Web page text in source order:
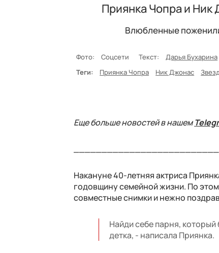
Приянка Чопра и Ник
Влюбленные
Фото: Соцсети Текст: Дарья Бухарина
Теги:
Приянка Чопра Ник Джонас
Еще больше новостей в нашем
Накануне 40-летняя актриса
годовщину семейной жизни. По
совместные снимки и нежно
Найди себе парня,
детка, - написала Приянка.